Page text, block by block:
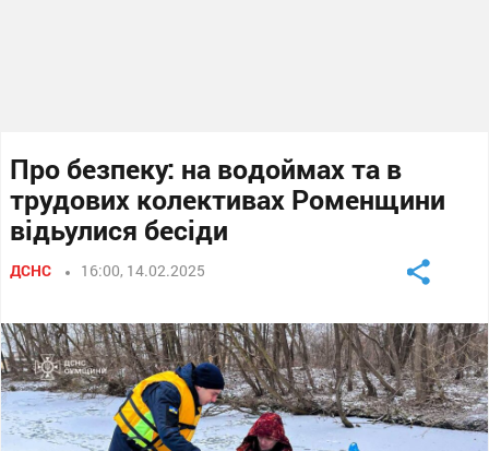
Про безпеку: на водоймах та в
трудових колективах Роменщини
відьулися бесіди
ДСНС 16:00, 14.02.2025